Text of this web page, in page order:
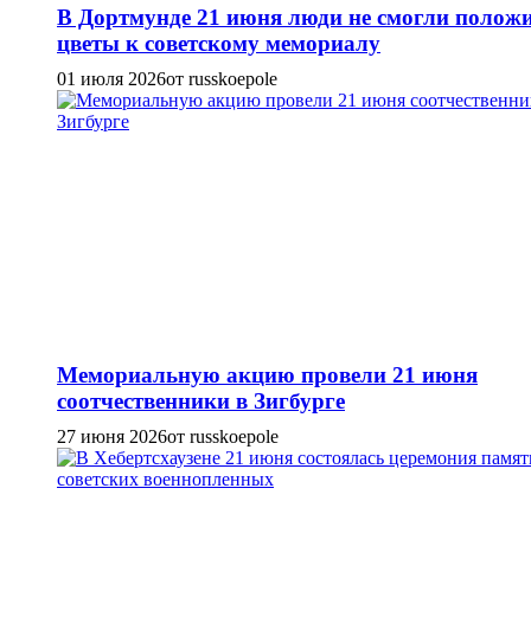
В Дортмунде 21 июня люди не смогли
цветы к советскому мемориалу
01 июля 2026от russkoepole
Мемориальную акцию провели 21 июня
соотчественники в Зигбурге
27 июня 2026от russkoepole